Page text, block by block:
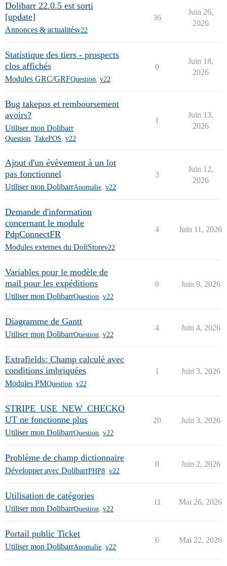
Dolibarr 22.0.5 est sorti
[update]
Annonces & actualitésv22
36
Juin 26,
2026
Statistique des tiers - prospects
clos affichés
Modules GRC/GRFQuestion v22
0
Juin 18,
2026
Bug takepos et remboursement
avoirs?
Utiliser mon Dolibarr
Question, TakePOS, v22
1
Juin 13,
2026
Ajout d'un évèvement à un lot
pas fonctionnel
Utiliser mon DolibarrAnomalie v22
3
Juin 12,
2026
Demande d'information
concernant le module
PdpConnectFR
Modules externes du DoliStorev22
4 Juin 11, 2026
Variables pour le modèle de
mail pour les expéditions
Utiliser mon DolibarrQuestion v22
8 Juin 9, 2026
Diagramme de Gantt
Utiliser mon DolibarrQuestion v22
4 Juin 4, 2026
Extrafields: Champ calculé avec
conditions imbriquées
Modules PMQuestion v22
1 Juin 3, 2026
STRIPE_USE_NEW_CHECKO
UT ne fonctionne plus
Utiliser mon DolibarrQuestion v22
20 Juin 3, 2026
Problème de champ dictionnaire
Développer avec DolibarrPHP8 v22
0 Juin 2, 2026
Utilisation de catégories
Utiliser mon DolibarrQuestion v22
11 Mai 26, 2026
Portail public Ticket
Utiliser mon DolibarrAnomalie v22
6 Mai 22, 2026